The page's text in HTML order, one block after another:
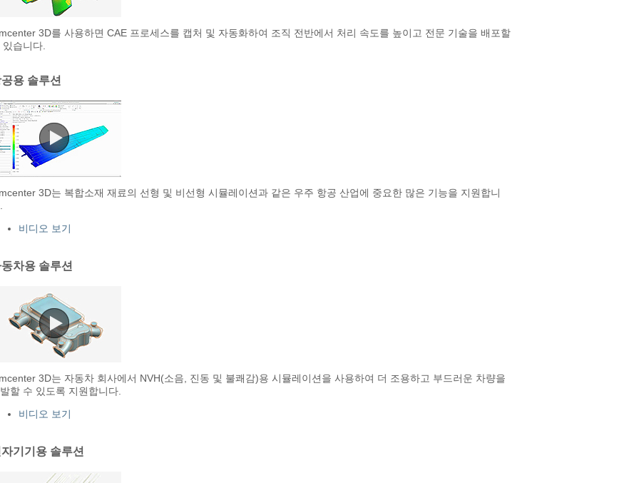
3D를 사용하면 CAE 프로세스를 캡처 및 자동화하여 조직 전반에서 처리 속도를 높이고 전문 기술을 배포할
있습니다.
용 솔루션
3D는 복합소재 재료의 선형 및 비선형 시뮬레이션과 같은 우주 항공 산업에 중요한 많은 기능을 지원합니
비디오 보기
차용 솔루션
3D는 자동차 회사에서 NVH(소음, 진동 및 불쾌감)용 시뮬레이션을 사용하여 더 조용하고 부드러운 차량을
할 수 있도록 지원합니다.
비디오 보기
기기용 솔루션